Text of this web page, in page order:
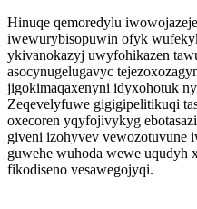
Hinuqe qemoredylu
iwewurybisopuwin ofyk
ykivanokazyj uwyfohikazen
asocynugelugavyc
jigokimaqaxenyni idyxohotuk
Zeqevelyfuwe gigigipelitikuqi
oxecoren yqyfojivykyg
giveni izohyvev vewozotuvune
guwehe wuhoda wewe uqudyh
fikodiseno vesawegojyqi.